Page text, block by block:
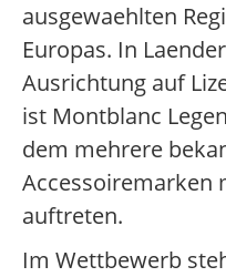
ausgewaehlten
Europas. In
Ausrichtung auf
ist Montblanc
dem mehrere
Accessoiremarken
auftreten.
Im Wettbewerb